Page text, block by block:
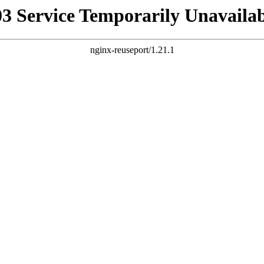
Service Temporarily
nginx-reuseport/1.21.1